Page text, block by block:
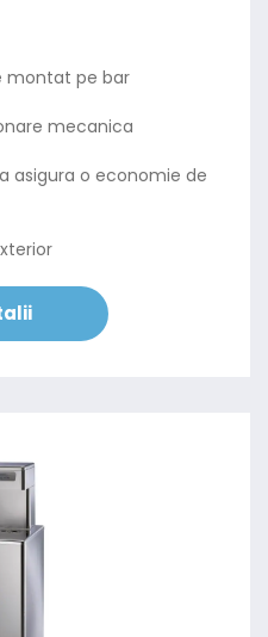
montat pe bar
mecanica
asigura o economie de